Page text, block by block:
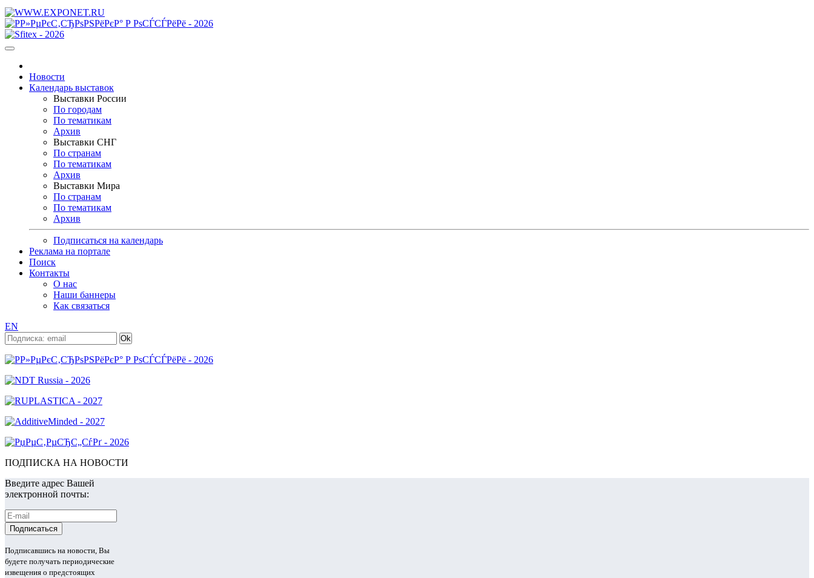
Новости
Календарь выставок
Выставки России
По городам
По тематикам
Архив
Выставки СНГ
По странам
По тематикам
Архив
Выставки Мира
По странам
По тематикам
Архив
Подписаться на календарь
Реклама на портале
Поиск
Контакты
О нас
Наши баннеры
Как связаться
EN
ПОДПИСКА НА НОВОСТИ
Введите адрес Вашей
электронной почты:
Подписавшись на новости, Вы
будете получать периодические
извещения о предстоящих